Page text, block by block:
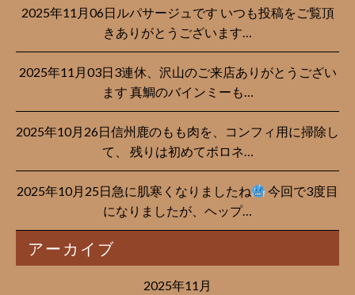
2025年11月06日ルパサージュです︎ いつも投稿をご覧頂
きありがとうございます…
2025年11月03日3連休、沢山のご来店ありがとうござい
ます 真鯛のバインミーも…
2025年10月26日信州鹿のもも肉を、コンフィ用に掃除し
て、 残りは初めてボロネ…
2025年10月25日急に肌寒くなりましたね
今回で3度目
になりましたが、ヘップ…
アーカイブ
2025年11月